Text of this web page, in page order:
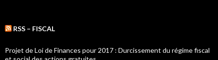
RSS – FISCAL
Projet de Loi de Finances pour 2017 : Durcissement du régime fiscal